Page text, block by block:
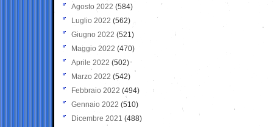
Agosto 2022 (584)
Luglio 2022 (562)
Giugno 2022 (521)
Maggio 2022 (470)
Aprile 2022 (502)
Marzo 2022 (542)
Febbraio 2022 (494)
Gennaio 2022 (510)
Dicembre 2021 (488)